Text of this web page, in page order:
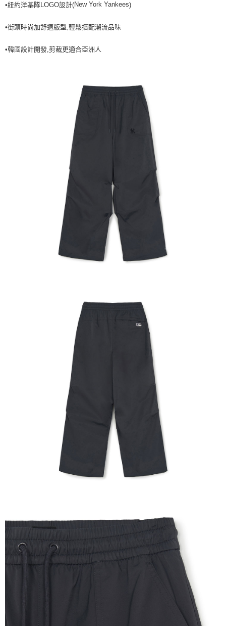
全家取貨<不支援離島取退>
每筆NT$60，滿NT$499(含以上)免運費
每筆NT$60，滿NT$499(含以上)免運費
每筆NT$80，滿NT$699(含以上)免運費
•紐約洋基隊LOGO設計(New York Yankees)
•街頭時尚加舒適版型,輕鬆搭配潮流品味
•韓國設計開發,剪裁更適合亞洲人